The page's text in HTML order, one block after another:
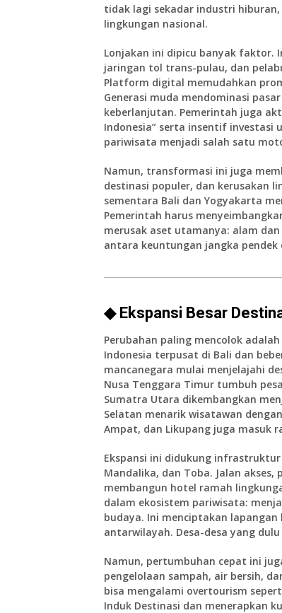
tidak lagi sekadar industri
lingkungan nasional.
Lonjakan ini dipicu banyak
jaringan tol trans-pulau, dan
Platform digital memudahkan
Generasi muda mendominasi
keberlanjutan. Pemerintah juga
Indonesia” serta insentif investasi
pariwisata menjadi salah satu
Namun, transformasi ini juga
destinasi populer, dan kerusakan
sementara Bali dan Yogyakarta
Pemerintah harus
merusak aset utamanya: alam
antara keuntungan jangka
◆ Ekspansi Besar
Perubahan paling mencolok
Indonesia terpusat di Bali dan
mancanegara mulai menjelajahi
Nusa Tenggara Timur tumbuh
Sumatra Utara dikembangkan
Selatan menarik wisatawan
Ampat, dan Likupang juga masuk
Ekspansi ini didukung
Mandalika, dan Toba. Jalan
membangun hotel ramah
dalam ekosistem pariwisata:
budaya. Ini menciptakan
antarwilayah. Desa-desa yang
Namun, pertumbuhan cepat ini
pengelolaan sampah, air bersih,
bisa mengalami overtourism
Induk Destinasi dan menerapkan